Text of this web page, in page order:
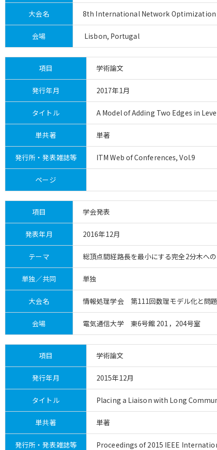
大会名 8th International Network Optimization
会場 Lisbon, Portugal
項目 学術論文
発行年月 2017年1月
タイトル A Model of Adding Two Edges in
単共著 単著
発行所・発表雑誌等 ITM Web of Conferences, Vol.9
ページ
項目 学会発表
発表年月 2016年12月
テーマ 総頂点間経路長を最小にする完全2分木へ
単独／共同 単独
大会名 情報処理学会 第111回数理モデル化と問
会場 電気通信大学 東6号館 201，204号室
項目 学術論文
発行年月 2015年12月
タイトル Placing a Liaison with Long
単共著 単著
発行所・発表雑誌等 Proceedings of 2015 IEEE